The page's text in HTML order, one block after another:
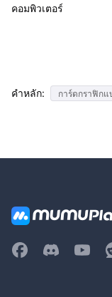
คอมพิวเตอร์
คำหลัก: การ์ดกราฟิกแ